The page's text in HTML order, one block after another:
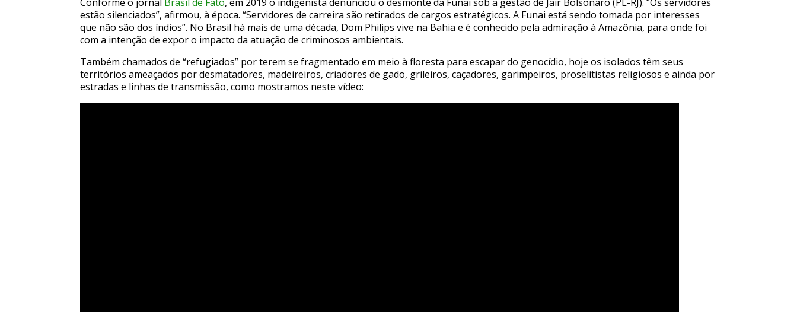
estão silenciados”, afirmou, à época. “Servidores de carreira são retirados de cargos estratégicos. A Funai está sendo tomada por interesses
que não são dos índios”. No Brasil há mais de uma década, Dom Philips vive na Bahia e é conhecido pela admiração à Amazônia, para onde foi
com a intenção de expor o impacto da atuação de criminosos ambientais.
Também chamados de “refugiados” por terem se fragmentado em meio à floresta para escapar do genocídio, hoje os isolados têm seus
territórios ameaçados por desmatadores, madeireiros, criadores de gado, grileiros, caçadores, garimpeiros, proselitistas religiosos e ainda por
estradas e linhas de transmissão, como mostramos neste vídeo: